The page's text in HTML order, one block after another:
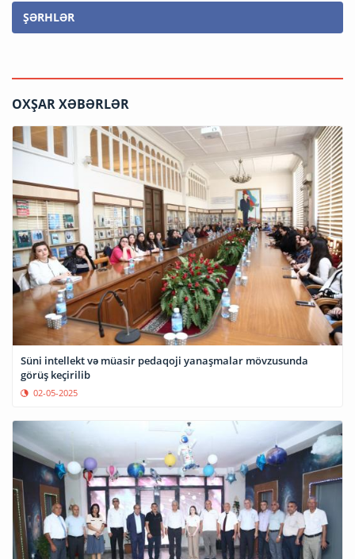
ŞƏRHLƏR
OXŞAR XƏBƏRLƏR
Süni intellekt və müasir pedaqoji yanaşmalar mövzusunda
görüş keçirilib
02-05-2025